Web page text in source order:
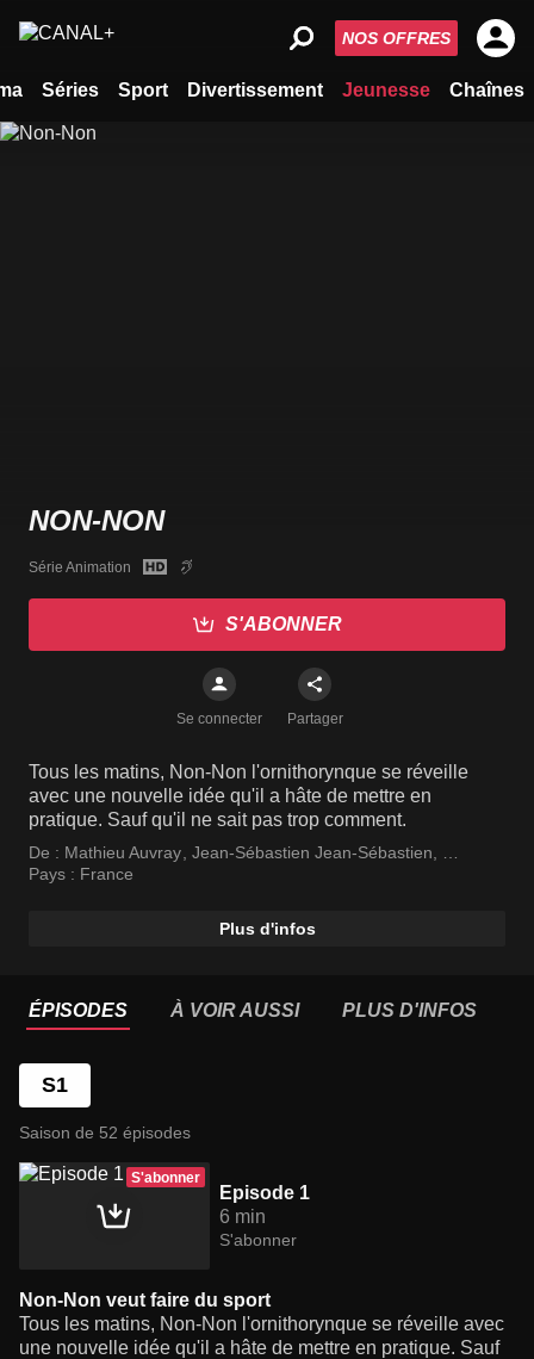
Séries Sport Divertissement Jeunesse Chaînes
NOS OFFRES
NON-NON
Série Animation
S'ABONNER
Se connecter Partager
Tous les matins, Non-Non l'ornithorynque se réveille
avec une nouvelle idée qu'il a hâte de mettre en
pratique. Sauf qu'il ne sait pas trop comment.
De : Mathieu Auvray Jean-Sébastien Jean-Sébastien
Jean-Sébastien Vernerie
Pays : France
Plus d'infos
ÉPISODES À VOIR AUSSI PLUS D'INFOS
S1
Saison de 52 épisodes
S'abonner
Episode 1
6 min
S'abonner
Non-Non veut faire du sport
Tous les matins, Non-Non l'ornithorynque se réveille avec
une nouvelle idée qu'il a hâte de mettre en pratique. Sauf